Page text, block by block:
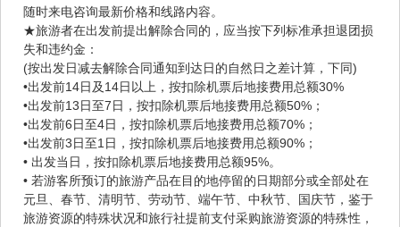
随时来电咨询最新价格和线路内容。
★旅游者在出发前提出解除合同的，应当按下列标准承担退团损
失和违约金：
(按出发日减去解除合同通知到达日的自然日之差计算，下同)
•出发前14日及14日以上，按扣除机票后地接费用总额30%
•出发前13日至7日，按扣除机票后地接费用总额50%；
•出发前6日至4日，按扣除机票后地接费用总额70%；
•出发前3日至1日，按扣除机票后地接费用总额90%；
• 出发当日，按扣除机票后地接费用总额95%。
• 若游客所预订的旅游产品在目的地停留的日期部分或全部处在
元旦、春节、清明节、劳动节、端午节、中秋节、国庆节，鉴于
旅游资源的特殊状况和旅行社提前支付采购旅游资源的特殊性，